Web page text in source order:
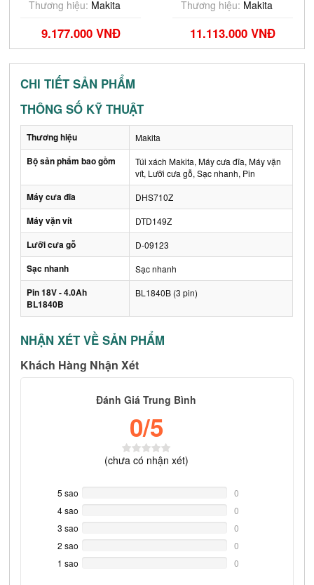
Sạc)
Thương hiệu:Makita
9.177.000 VNĐ
Thương hiệu:Makita
11.113.000 VNĐ
CHI TIẾT SẢN PHẨM
THÔNG SỐ KỸ THUẬT
Thương hiệu Makita
Bộ sản phẩm bao gồm
Túi xách Makita, Máy cưa đĩa, Máy vặn
vít, Lưỡi cưa gỗ, Sạc nhanh, Pin
Máy cưa đĩa DHS710Z
Máy vặn vít DTD149Z
Lưỡi cưa gỗ D-09123
Sạc nhanh Sạc nhanh
Pin 18V - 4.0Ah
BL1840B
BL1840B (3 pin)
NHẬN XÉT VỀ SẢN PHẨM
Khách Hàng Nhận Xét
Đánh Giá Trung Bình
0/5
(chưa có nhận xét)
5 sao
Complete
0
4 sao
Complete
0
3 sao
Complete
0
2 sao
Complete
0
1 sao
0